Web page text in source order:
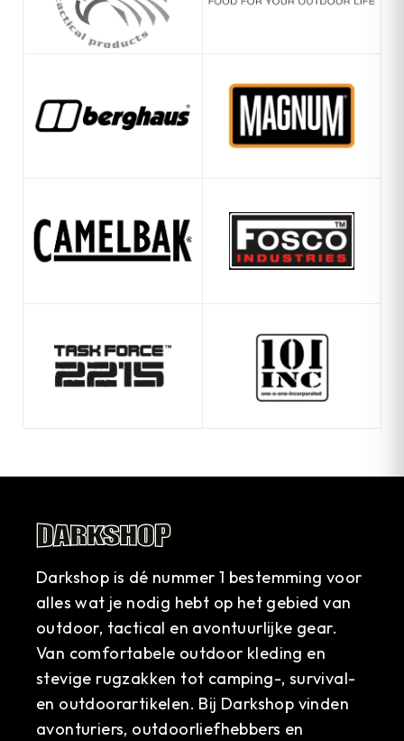
Darkshop is dé nummer 1 bestemming voor
alles wat je nodig hebt op het gebied van
outdoor, tactical en avontuurlijke gear.
Van comfortabele outdoor kleding en
stevige rugzakken tot camping-, survival-
en outdoorartikelen. Bij Darkshop vinden
avonturiers, outdoorliefhebbers en